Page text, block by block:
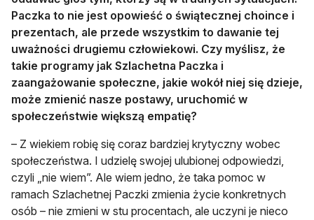
Paczka to nie jest opowieść o świątecznej choince i
prezentach, ale przede wszystkim to dawanie tej
uważności drugiemu człowiekowi. Czy myślisz, że
takie programy jak Szlachetna Paczka i
zaangażowanie społeczne, jakie wokół niej się dzieje,
może zmienić nasze postawy, uruchomić w
społeczeństwie większą empatię?
– Z wiekiem robię się coraz bardziej krytyczny wobec
społeczeństwa. I udzielę swojej ulubionej odpowiedzi,
czyli „nie wiem”. Ale wiem jedno, że taka pomoc w
ramach Szlachetnej Paczki zmienia życie konkretnych
osób – nie zmieni w stu procentach, ale uczyni je nieco